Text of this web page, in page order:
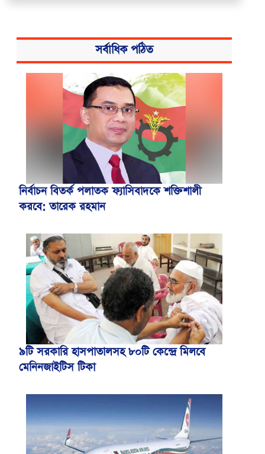
সর্বাধিক পঠিত
নির্বাচন বিতর্ক পলাতক ফ্যাসিবাদকে শক্তিশালী
করবে: তারেক রহমান
৯টি সরকারি হাসপাতালসহ ৮০টি কেন্দ্রে মিলবে
মেনিনজাইটিস টিকা